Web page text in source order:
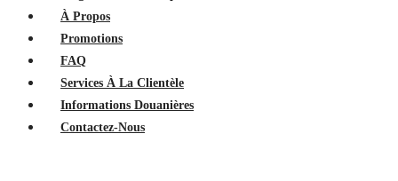
À Propos
Promotions
FAQ
Services À La Clientèle
Informations Douanières
Contactez-Nous